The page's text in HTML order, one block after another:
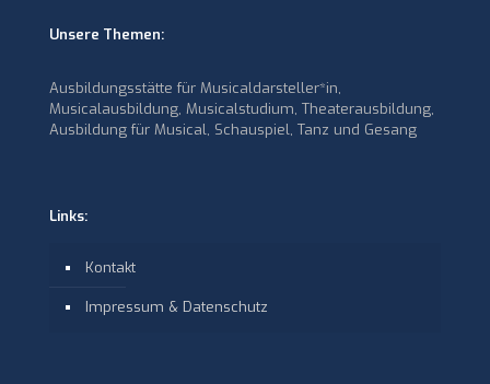
Unsere Themen:
Ausbildungsstätte für Musicaldarsteller*in,
Musicalausbildung, Musicalstudium, Theaterausbildung,
Ausbildung für Musical, Schauspiel, Tanz und Gesang
Links:
Kontakt
Impressum & Datenschutz